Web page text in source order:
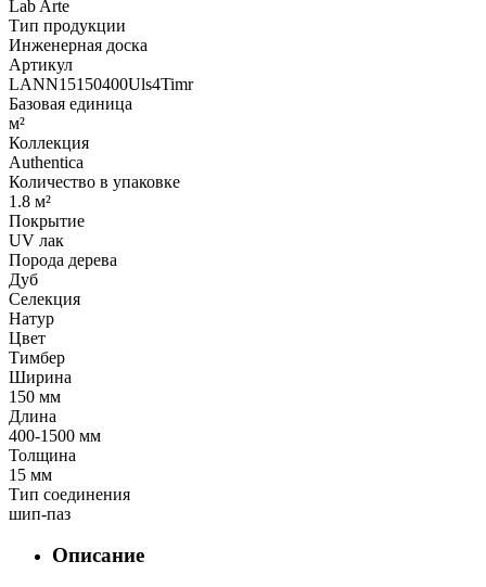
Lab Arte
Тип продукции
Инженерная доска
Артикул
LANN15150400Uls4Timr
Базовая единица
м²
Коллекция
Authentica
Количество в упаковке
1.8 м²
Покрытие
UV лак
Порода дерева
Дуб
Селекция
Натур
Цвет
Тимбер
Ширина
150 мм
Длина
400-1500 мм
Толщина
15 мм
Тип соединения
шип-паз
Описание